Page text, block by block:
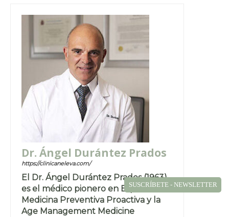
Dr. Ángel Durántez Prados
https://clinicaneleva.com/
El Dr. Ángel Durántez Prados (1963)
es el médico pionero en España de la
Medicina Preventiva Proactiva y la
Age Management Medicine
SUSCRÍBETE - NEWSLETTER